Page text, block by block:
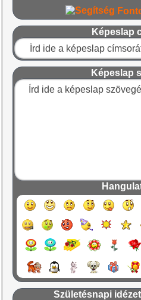
Képeslap
Képeslap
Születésnapi